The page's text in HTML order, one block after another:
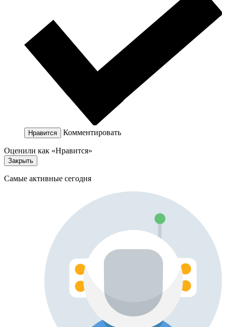
Нравится Комментировать
Оценили как «Нравится»
Закрыть
Самые активные сегодня